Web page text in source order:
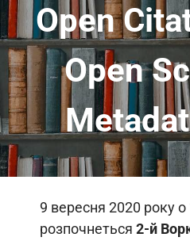
Open
Open
9 вересня 2020 року о
розпочнеться 2-й